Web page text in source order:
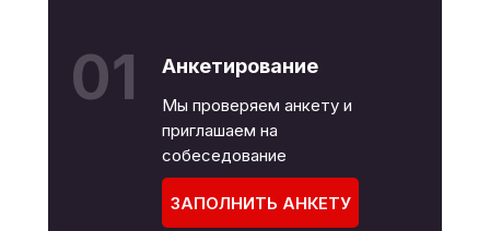
01 Анкетирование
Мы проверяем анкету и
приглашаем на
собеседование
ЗАПОЛНИТЬ АНКЕТУ